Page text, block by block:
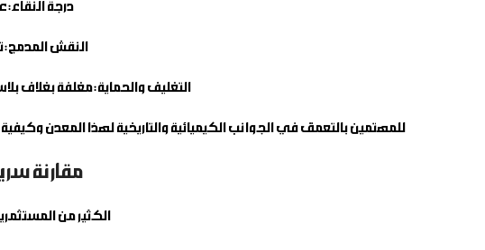
درجة النقاء:عيار 24
النقش المدمج:
التغليف والحماية:مغلفة بغلاف
للمهتمين بالتعمق في الجوانب الكيميائية والتاريخية لهذا المعدن
مقارنة سريعة: لماذا
الكثير من